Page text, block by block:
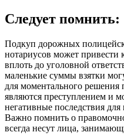
Следует помнить:
Подкуп дорожных
нотариусов может привести
вплоть до уголовной
маленькие суммы взятки
для моментального
являются преступлением и
негативные последствия
Важно помнить о
всегда несут лица,